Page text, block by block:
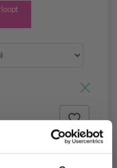
( EUR 13.90)